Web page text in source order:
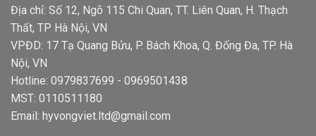
Địa chỉ: Số 12, Ngõ 115 Chi Quan, TT. Liên Quan, H. Thạch
Thất, TP Hà Nội, VN
VPĐD: 17 Tạ Quang Bửu, P. Bách Khoa, Q. Đống Đa, TP. Hà
Nội, VN
Hotline: 0979837699 - 0969501438
MST: 0110511180
Email: hyvongviet.ltd@gmail.com